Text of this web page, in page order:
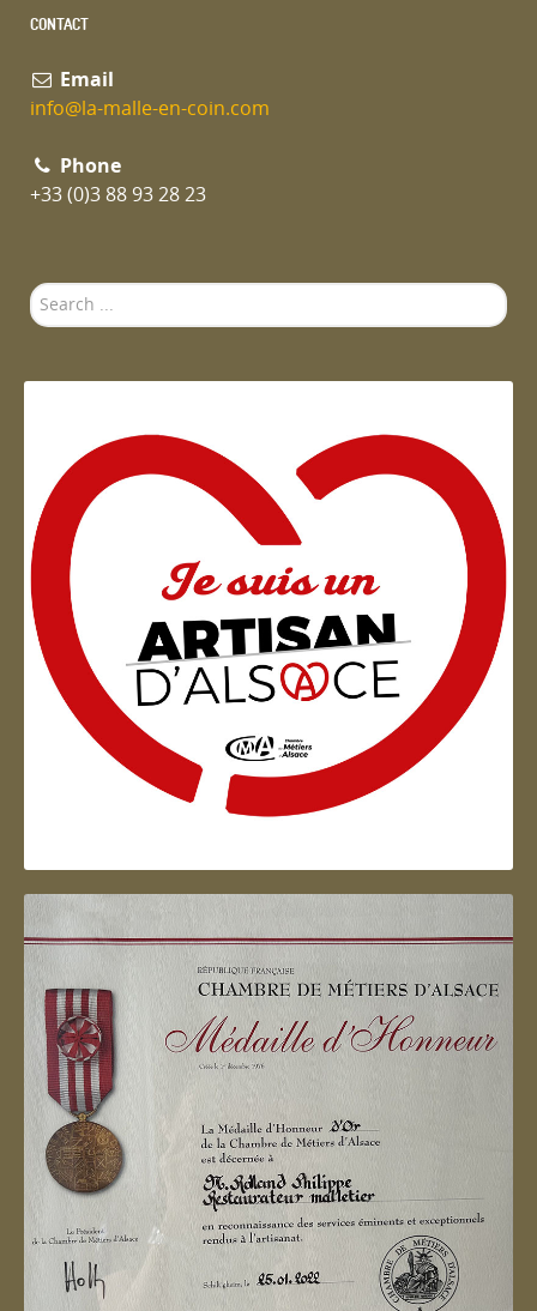
CONTACT
Email
info@la-malle-en-coin.com
Phone
+33 (0)3 88 93 28 23
Search
...
Artisan d'Alsace